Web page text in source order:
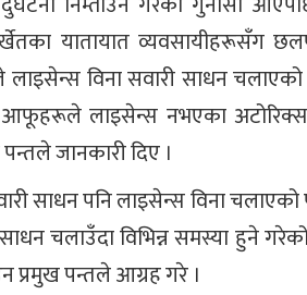
यातायात व्यवसायीहरूसँग
विना सवारी साधन चलाएको
लाइसेन्स नभएका
जानकारी दिए ।
साधन पनि लाइसेन्स विना
चलाउँदा विभिन्न समस्या हुने
प्रमुख पन्तले आग्रह गरे ।